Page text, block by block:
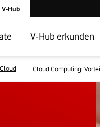
Zum Geschäftskundenbereich
Laden der V-Hub Startseite
V-Hub
V-Hub erkunden
Cloud Cloud Computing: